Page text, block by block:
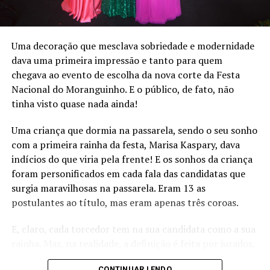
foram também em estruturas que ficam para o ente
público.
da festa e lamentaram os números, contudo lembraram
que a festa é patrimônio cultural imaterial de Bom
Princípio.
Uma decoração que mesclava sobriedade e modernidade
dava uma primeira impressão e tanto para quem
chegava ao evento de escolha da nova corte da Festa
Nacional do Moranguinho. E o público, de fato, não
tinha visto quase nada ainda!
Uma criança que dormia na passarela, sendo o seu sonho
com a primeira rainha da festa, Marisa Kaspary, dava
indícios do que viria pela frente! E os sonhos da criança
foram personificados em cada fala das candidatas que
surgia maravilhosas na passarela. Eram 13 as
postulantes ao título, mas eram apenas três coroas.
E, claro, cada torcedor tem na sua candidata como a sua
por sinal de respeito. Muitos jornalistas de renome,